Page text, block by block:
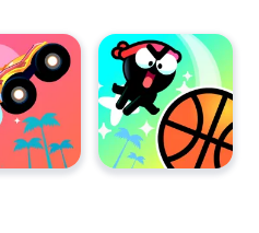
et les tablettes.